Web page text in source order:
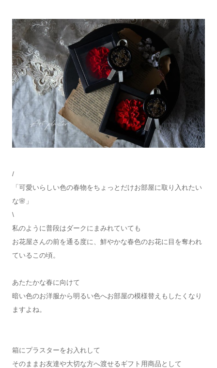
/
「可愛いらしい色の春物をちょっとだけお部屋に取り入れたい
な🌸」
\
私のように普段はダークにまみれていても
お花屋さんの前を通る度に、鮮やかな春色のお花に目を奪われ
ているこの頃。
あたたかな春に向けて
暗い色のお洋服から明るい色へお部屋の模様替えもしたくなり
ますよね。
箱にプラスターをお入れして
そのままお友達や大切な方へ渡せるギフト用商品として